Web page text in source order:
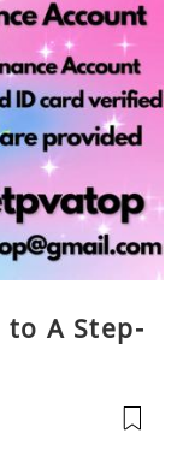
to A Step-